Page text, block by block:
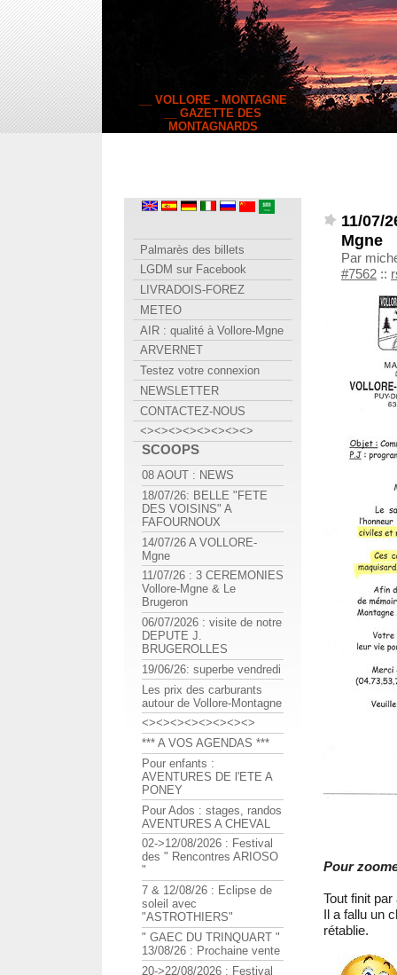
__ VOLLORE - MONTAGNE
__ GAZETTE DES
MONTAGNARDS
11/07/
Mgne
Par
#7562 ::
Pour
Tout finit
Il a fallu un
rétablie.
Palmarès des billets
LGDM sur Facebook
LIVRADOIS-FOREZ
METEO
AIR : qualité à Vollore-Mgne
ARVERNET
Testez votre connexion
NEWSLETTER
CONTACTEZ-NOUS
<><><><><><><><>
SCOOPS
08 AOUT : NEWS
18/07/26: BELLE "FETE
DES VOISINS" A
FAFOURNOUX
14/07/26 A VOLLORE-
Mgne
11/07/26 : 3 CEREMONIES
Vollore-Mgne & Le
Brugeron
06/07/2026 : visite de notre
DEPUTE J.
BRUGEROLLES
19/06/26: superbe vendredi
Les prix des carburants
autour de Vollore-Montagne
<><><><><><><><>
*** A VOS AGENDAS ***
Pour enfants :
AVENTURES DE l'ETE A
PONEY
Pour Ados : stages, randos
AVENTURES A CHEVAL
02->12/08/2026 : Festival
des " Rencontres ARIOSO
"
7 & 12/08/26 : Eclipse de
soleil avec
"ASTROTHIERS"
" GAEC DU TRINQUART "
13/08/26 : Prochaine vente
20->22/08/2026 : Festival